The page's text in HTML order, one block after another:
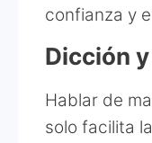
confianza y
Dicción
Hablar de
solo facilita